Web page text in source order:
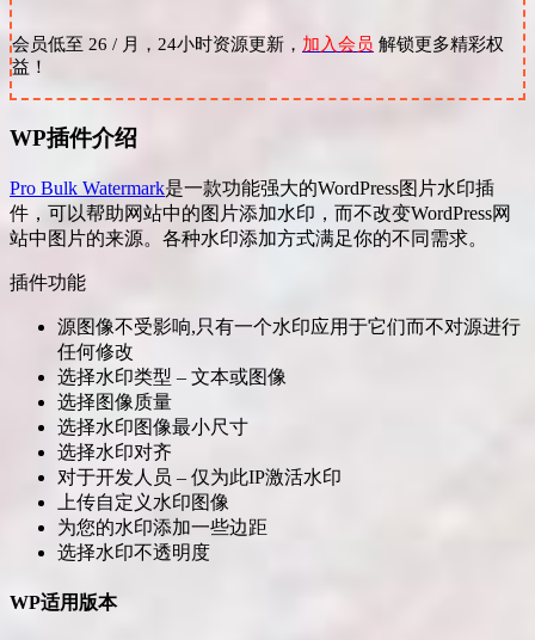
会员低至 26 / 月，24小时资源更新， 加入会员 解锁更多精彩权
益！
WP插件介绍
Pro Bulk Watermark是一款功能强大的WordPress图片水印插
件，可以帮助网站中的图片添加水印，而不改变WordPress网
站中图片的来源。各种水印添加方式满足你的不同需求。
插件功能
源图像不受影响,只有一个水印应用于它们而不对源进行
任何修改
选择水印类型 – 文本或图像
选择图像质量
选择水印图像最小尺寸
选择水印对齐
对于开发人员 – 仅为此IP激活水印
上传自定义水印图像
为您的水印添加一些边距
选择水印不透明度
WP适用版本